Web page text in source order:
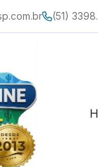
(51)